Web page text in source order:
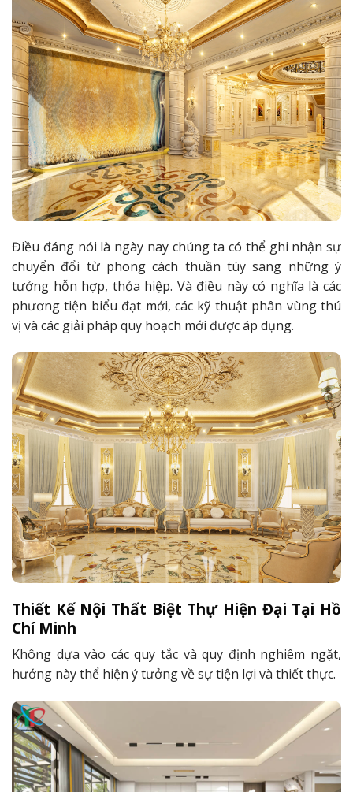
Điều đáng nói là ngày nay chúng ta có thể ghi nhận sự
chuyển đổi từ phong cách thuần túy sang những ý
tưởng hỗn hợp, thỏa hiệp. Và điều này có nghĩa là các
phương tiện biểu đạt mới, các kỹ thuật phân vùng thú
vị và các giải pháp quy hoạch mới được áp dụng.
Thiết Kế Nội Thất Biệt Thự Hiện Đại Tại Hồ
Chí Minh
Không dựa vào các quy tắc và quy định nghiêm ngặt,
hướng này thể hiện ý tưởng về sự tiện lợi và thiết thực.